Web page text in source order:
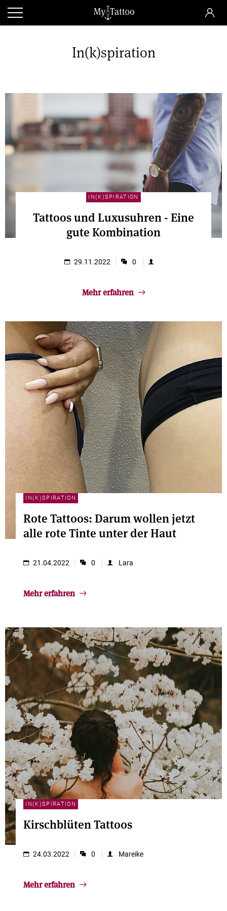
In(k)spiration
IN(K)SPIRATION
Tattoos und Luxusuhren - Eine
gute Kombination
29.11.2022 0
Mehr erfahren
IN(K)SPIRATION
Rote Tattoos: Darum wollen jetzt
alle rote Tinte unter der Haut
21.04.2022 0 Lara
Mehr erfahren
IN(K)SPIRATION
Kirschblüten Tattoos
24.03.2022 0 Mareike
Mehr erfahren